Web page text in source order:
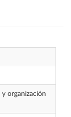
y organización